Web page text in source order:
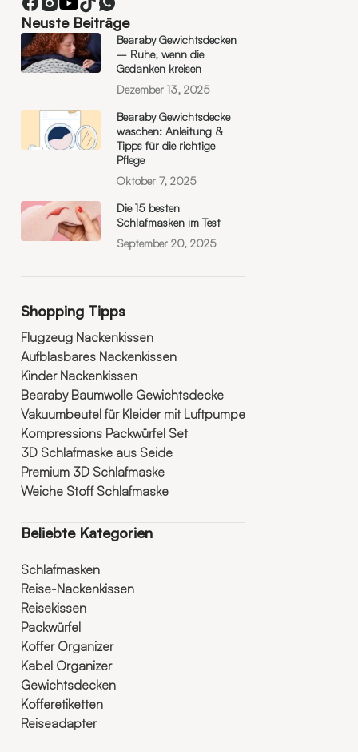
Neuste Beiträge
Bearaby Gewichtsdecken
– Ruhe, wenn die
Gedanken kreisen
Dezember 13, 2025
Bearaby Gewichtsdecke
waschen: Anleitung &
Tipps für die richtige
Pflege
Oktober 7, 2025
Die 15 besten
Schlafmasken im Test
September 20, 2025
Shopping Tipps
Flugzeug Nackenkissen
Aufblasbares Nackenkissen
Kinder Nackenkissen
Bearaby Baumwolle Gewichtsdecke
Vakuumbeutel für Kleider mit Luftpumpe
Kompressions Packwürfel Set
3D Schlafmaske aus Seide
Premium 3D Schlafmaske
Weiche Stoff Schlafmaske
Beliebte Kategorien
Schlafmasken
Reise-Nackenkissen
Reisekissen
Packwürfel
Koffer Organizer
Kabel Organizer
Gewichtsdecken
Kofferetiketten
Reiseadapter